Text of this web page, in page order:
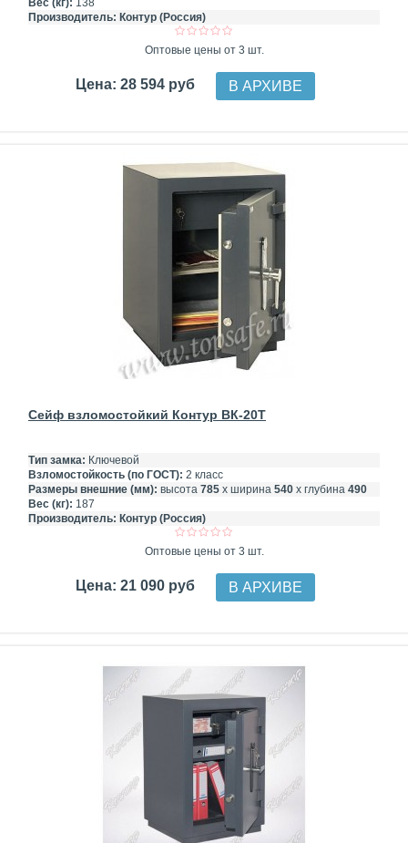
Вес (кг): 138
Производитель: Контур (Россия)
Оптовые цены от 3 шт.
Цена: 28 594 руб В АРХИВЕ
Сейф взломостойкий Контур ВК-20Т
Тип замка: Ключевой
Взломостойкость (по ГОСТ): 2 класс
Размеры внешние (мм): высота 785 х ширина 540 х глубина 490
Вес (кг): 187
Производитель: Контур (Россия)
Оптовые цены от 3 шт.
Цена: 21 090 руб В АРХИВЕ